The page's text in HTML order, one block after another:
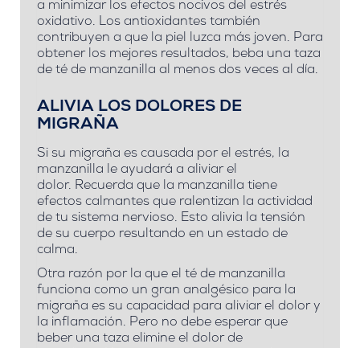
a minimizar los efectos nocivos del estrés
oxidativo. Los antioxidantes también
contribuyen a que la piel luzca más joven. Para
obtener los mejores resultados, beba una taza
de té de manzanilla al menos dos veces al día.
ALIVIA LOS DOLORES DE
MIGRAÑA
Si su migraña es causada por el estrés, la
manzanilla le ayudará a aliviar el
dolor. Recuerda que la manzanilla tiene
efectos calmantes que ralentizan la actividad
de tu sistema nervioso. Esto alivia la tensión
de su cuerpo resultando en un estado de
calma.
Otra razón por la que el té de manzanilla
funciona como un gran analgésico para la
migraña es su capacidad para aliviar el dolor y
la inflamación. Pero no debe esperar que
beber una taza elimine el dolor de